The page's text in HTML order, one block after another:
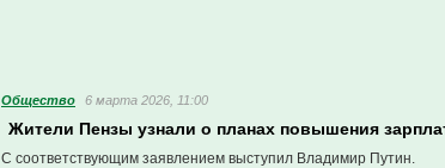
Общество 6 марта 2026, 11:00
Жители Пензы узнали о планах повышения
С соответствующим заявлением выступил Владимир Путин.